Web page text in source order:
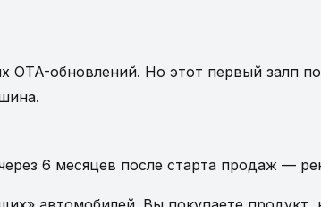
OTA-обновлений. Но этот первый залп
6 месяцев после старта продаж —